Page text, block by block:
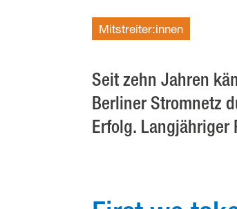
Mitstreiter:innen
Seit zehn Jahren
Berliner Stromnetz
Erfolg. Langjähriger